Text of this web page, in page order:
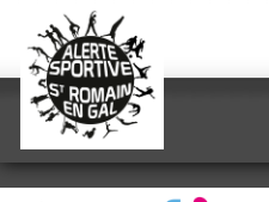
Panneau de gestion des cookies